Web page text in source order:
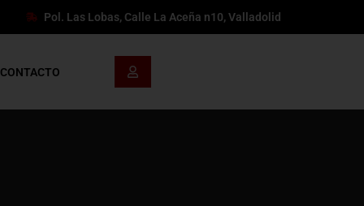
Pol. Las Lobas, Calle La Aceña n10, Valladolid
CONTACTO